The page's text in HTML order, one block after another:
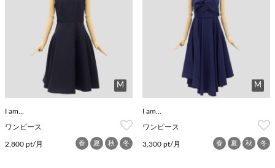
M
I am...
ワンピース
2,800 pt/月 春 夏 秋 冬
M
I am...
ワンピース
3,300 pt/月 春 夏 秋 冬